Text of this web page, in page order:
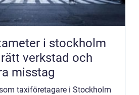
i stockholm
verkstad och
misstag
taxiföretagare i Stockholm